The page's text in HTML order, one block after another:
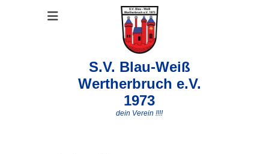
S.V. Blau-Weiß
Wertherbruch e.V.
1973
dein Verein !!!!